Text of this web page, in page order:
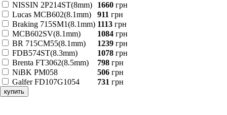
NISSIN 2P214ST(8mm)
1660 грн
Lucas MCB602(8.1mm)
911 грн
Braking 715SM1(8.1mm) 1113 грн
MCB602SV(8.1mm)
1084 грн
BR 715CM55(8.1mm)
1239 грн
FDB574ST(8.3mm)
1078 грн
Brenta FT3062(8.5mm)
798 грн
NiBK PM058
506 грн
Galfer FD107G1054
731 грн
купить